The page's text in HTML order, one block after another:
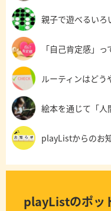
親子で遊べるいろ
「自己肯定感」
ルーティンはどう
絵本を通じて「人
playListからのお
playListのポッ